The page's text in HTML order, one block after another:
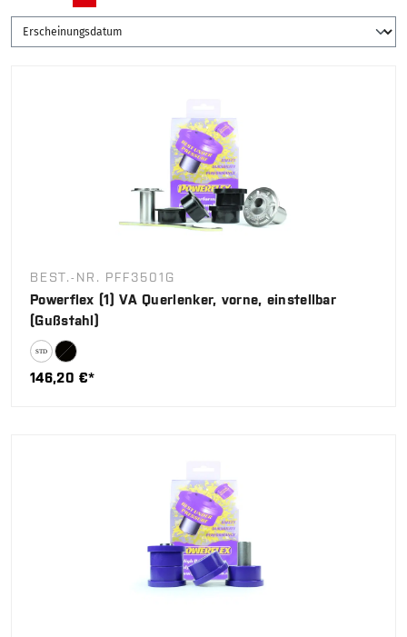
BEST.-NR. PFF3501G
Powerflex (1) VA Querlenker, vorne, einstellbar
(Gußstahl)
146,20 €*